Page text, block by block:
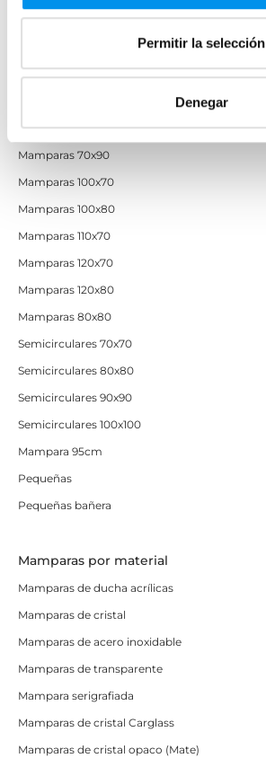
Permitir la selección
Denegar
Mamparas de ducha baratas con perfil negro
Mamparas por medidas
Mamparas 70x70
Mamparas 70x90
Mamparas 100x70
Mamparas 100x80
Mamparas 110x70
Mamparas 120x70
Mamparas 120x80
Mamparas 80x80
Semicirculares 70x70
Semicirculares 80x80
Semicirculares 90x90
Semicirculares 100x100
Mampara 95cm
Pequeñas
Pequeñas bañera
Mamparas por material
Mamparas de ducha acrílicas
Mamparas de cristal
Mamparas de acero inoxidable
Mamparas de transparente
Mampara serigrafiada
Mamparas de cristal Carglass
Mamparas de cristal opaco (Mate)